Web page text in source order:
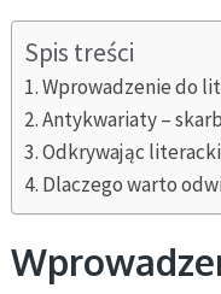
Spis treści
Wprowadzenie do
Antykwariaty –
Odkrywając
Dlaczego warto